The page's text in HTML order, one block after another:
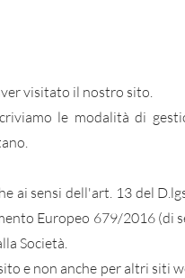
visitato il nostro sito.
le modalità di
ai sensi dell'art. 13 del
Europeo 679/2016 (di
Società.
e non anche per altri